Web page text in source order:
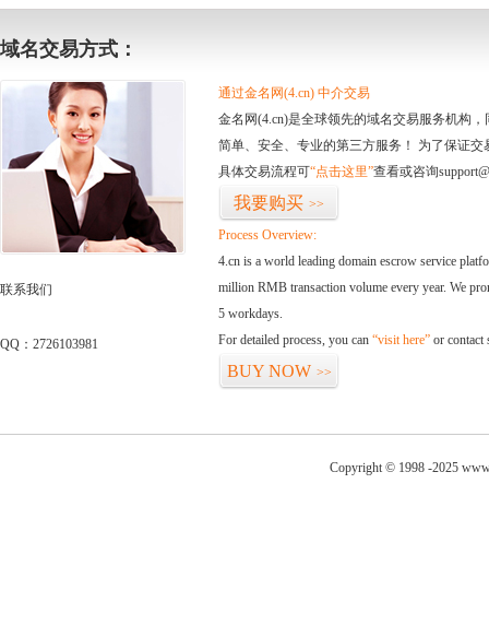
域名交易方式：
联系我们
QQ：2726103981
通过金名网(4.cn) 中介交易
金名网(4.cn)是全球领先的域名交易服务机构
简单、安全、专业的第三方服务！ 为了保证
具体交易流程可“点击这里”查看或咨询
我要购买 >>
Process Overview:
4.cn is a world leading domain escrow service
million RMB transaction volume every year. We
5 workdays.
For detailed process, you can “visit here” or contact
BUY NOW >>
Copyright © 1998 -2025